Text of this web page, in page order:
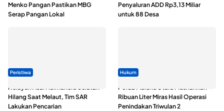
Menko Pangan Pastikan MBG
Serap Pangan Lokal
Penyaluran ADD Rp3,13 Miliar
untuk 88 Desa
Peristiwa
Nelayan Asal Halmahera Selatan
Hilang Saat Melaut, Tim SAR
Lakukan Pencarian
Hukum
Polda Maluku Utara Musnahkan
Ribuan Liter Miras Hasil Operasi
Penindakan Triwulan 2